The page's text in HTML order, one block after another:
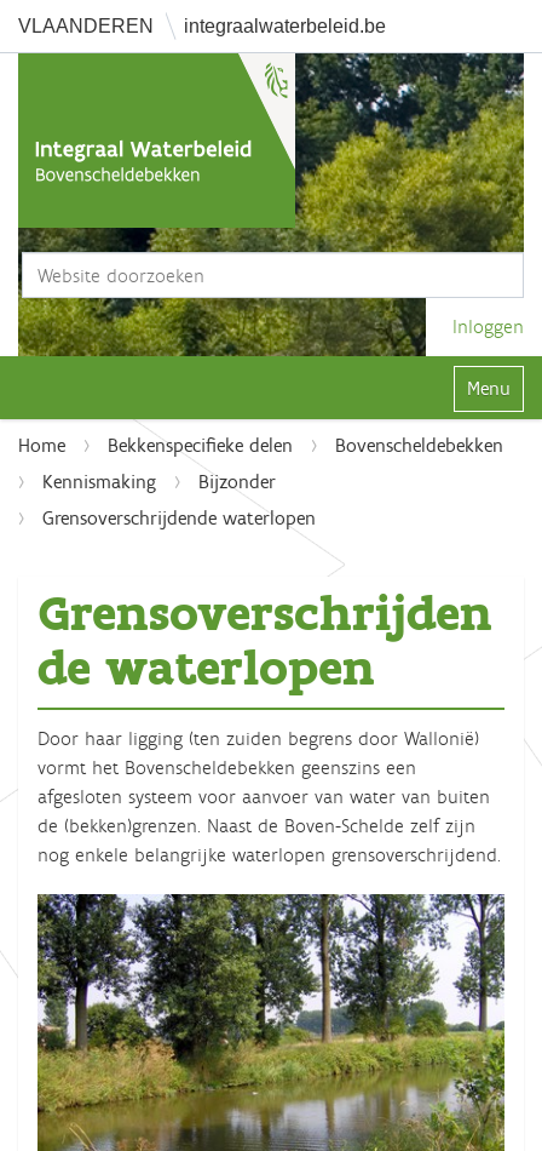
VLAANDEREN integraalwaterbeleid.be
Zoek
Geavanceerd zoeken...
Inloggen
Klap
Home Bekkenspecifieke delen
Bovenscheldebekken
Kennismaking
Bijzonder
Grensoverschrijdende waterlopen
Grensoverschrijden
de waterlopen
Door haar ligging (ten zuiden begrens door Wallonië)
vormt het Bovenscheldebekken geenszins een
afgesloten systeem voor aanvoer van water van buiten
de (bekken)grenzen. Naast de Boven-Schelde zelf zijn
nog enkele belangrijke waterlopen grensoverschrijdend.